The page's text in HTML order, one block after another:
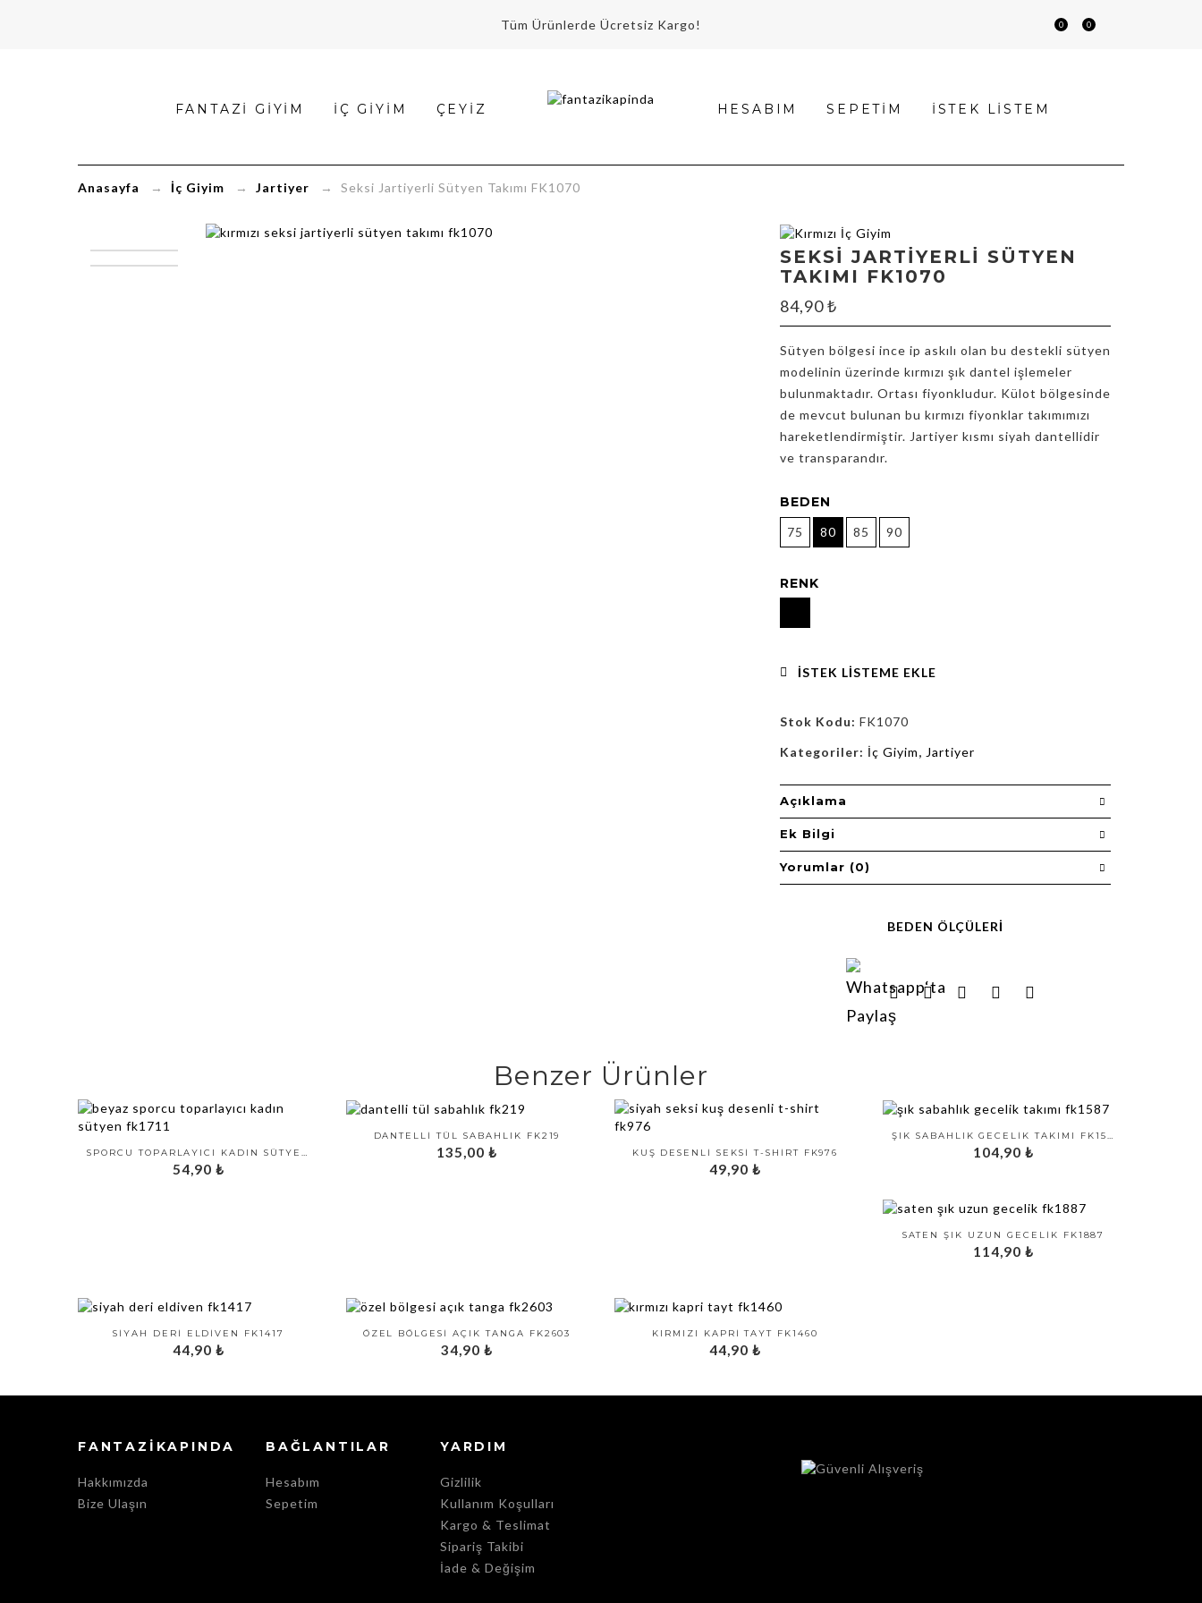
Tüm Ürünlerde Ücretsiz Kargo! 0 0
Sütyen
FK1070
FANTAZI GIYIM İÇ GIYIM ÇEYIZ HESABIM SEPETIM İSTEK LISTEM
Anasayfa → İç Giyim → Jartiyer → Seksi Jartiyerli Sütyen Takımı FK1070
SEKSI JARTIYERLI SÜTYEN
TAKIMI FK1070
84,90₺
Sütyen bölgesi ince ip askılı olan bu destekli sütyen
modelinin üzerinde kırmızı şık dantel işlemeler
bulunmaktadır. Ortası fiyonkludur. Külot bölgesinde
de mevcut bulunan bu kırmızı fiyonklar takımımızı
hareketlendirmiştir. Jartiyer kısmı siyah dantellidir
ve transparandır.
BEDEN
75 80 85 90
RENK
İSTEK LISTEME EKLE
Stok Kodu: FK1070
Kategoriler: İç Giyim, Jartiyer
Açıklama
Ek Bilgi
Yorumlar (0)
BEDEN ÖLÇÜLERI
Benzer Ürünler
54,90 ₺
DANTELLI TÜL SABAHLIK FK219
135,00 ₺ KUŞ DESENLI SEKSI T-SHIRT FK976
49,90 ₺
ŞIK SABAHLIK GECELIK TAKIMI FK1587
104,90 ₺
SATEN ŞIK UZUN GECELIK FK1887
114,90 ₺
SIYAH DERI ELDIVEN FK1417
44,90 ₺
ÖZEL BÖLGESI AÇIK TANGA FK2603
34,90 ₺
KIRMIZI KAPRI TAYT FK1460
44,90 ₺
FANTAZIKAPINDA
Hakkımızda
Bize Ulaşın
BAĞLANTILAR
Hesabım
Sepetim
YARDIM
Gizlilik
Kullanım Koşulları
Kargo & Teslimat
Sipariş Takibi
İade & Değişim